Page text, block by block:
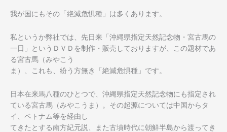
我が国にもその「絶滅危惧種」は多くあります。
私というか弊社では、先日来「沖縄県指定天然記念物・宮古馬の
一日」というＤＶＤを制作・販売しておりますが、この題材であ
る宮古馬（みやこう
ま）、これも、紛う方無き「絶滅危惧種」です。
日本在来馬八種のひとつで、沖縄県指定天然記念物にも指定され
ている宮古馬（みやこうま）。その起源については中国からタ
イ、ベトナム等を経由し
てきたとする南方紀元説、また古墳時代に朝鮮半島から渡ってき